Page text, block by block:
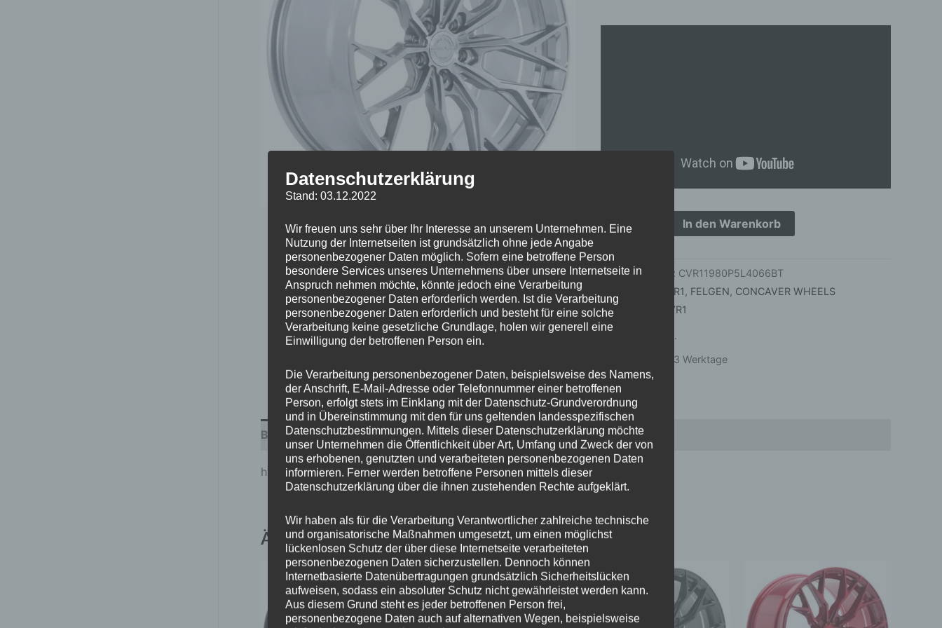
Titanium
In den Warenkorb
Artikelnummer: CVR11980P5L4066BT
CVR1 , FELGEN, CONCAVER WHEELS
Schlagwort:
CVR1
inkl. 19 % MwSt.
1 bis 3 Werktage
Beschreibung Zusätzliche Informationen Produktsicherheit Rezensionen (0)
https://concaverwheels.com/upload/files/64505507-112-5-66-40.pdf
Ähnliche Produkte
Sale!
Sale!
Ursprünglicher
war:
450,00 €
Preis
ist:
360,00 €.
Datenschutzerklärung
Stand: 03.12.2022
Wir freuen uns sehr über Ihr Interesse an unserem Unternehmen. Eine
Nutzung der Internetseiten ist grundsätzlich ohne jede Angabe
personenbezogener Daten möglich. Sofern eine betroffene Person
besondere Services unseres Unternehmens über unsere Internetseite in
Anspruch nehmen möchte, könnte jedoch eine Verarbeitung
personenbezogener Daten erforderlich werden. Ist die Verarbeitung
personenbezogener Daten erforderlich und besteht für eine solche
Verarbeitung keine gesetzliche Grundlage, holen wir generell eine
Einwilligung der betroffenen Person ein.
Die Verarbeitung personenbezogener Daten, beispielsweise des Namens,
der Anschrift, E-Mail-Adresse oder Telefonnummer einer betroffenen
Person, erfolgt stets im Einklang mit der Datenschutz-Grundverordnung
und in Übereinstimmung mit den für uns geltenden landesspezifischen
Datenschutzbestimmungen. Mittels dieser Datenschutzerklärung möchte
unser Unternehmen die Öffentlichkeit über Art, Umfang und Zweck der von
uns erhobenen, genutzten und verarbeiteten personenbezogenen Daten
informieren. Ferner werden betroffene Personen mittels dieser
Datenschutzerklärung über die ihnen zustehenden Rechte aufgeklärt.
Wir haben als für die Verarbeitung Verantwortlicher zahlreiche technische
und organisatorische Maßnahmen umgesetzt, um einen möglichst
lückenlosen Schutz der über diese Internetseite verarbeiteten
personenbezogenen Daten sicherzustellen. Dennoch können
Internetbasierte Datenübertragungen grundsätzlich Sicherheitslücken
aufweisen, sodass ein absoluter Schutz nicht gewährleistet werden kann.
Aus diesem Grund steht es jeder betroffenen Person frei,
personenbezogene Daten auch auf alternativen Wegen, beispielsweise